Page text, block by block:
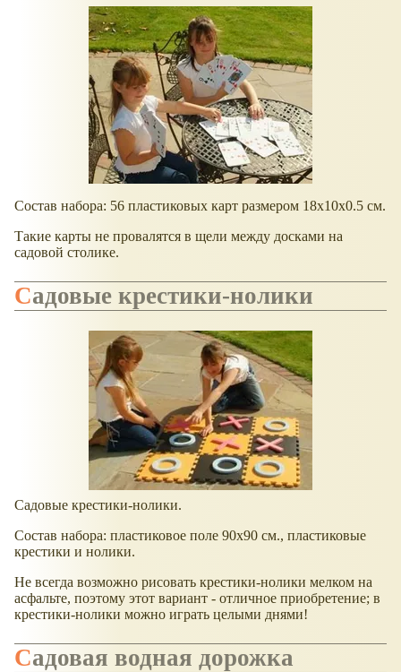
Состав набора: 56 пластиковых карт размером 18х10х0.5 см.
Такие карты не провалятся в щели между досками на
садовой столике.
Садовые крестики-нолики
Садовые крестики-нолики.
Состав набора: пластиковое поле 90х90 см., пластиковые
крестики и нолики.
Не всегда возможно рисовать крестики-нолики мелком на
асфальте, поэтому этот вариант - отличное приобретение; в
крестики-нолики можно играть целыми днями!
Садовая водная дорожка